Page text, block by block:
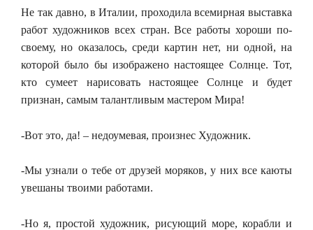
Не так давно, в Италии, проходила всемирная выставка
работ художников всех стран. Все работы хороши по-
своему, но оказалось, среди картин нет, ни одной, на
которой было бы изображено настоящее Солнце. Тот,
кто сумеет нарисовать настоящее Солнце и будет
признан, самым талантливым мастером Мира!
-Вот это, да! – недоумевая, произнес Художник.
-Мы узнали о тебе от друзей моряков, у них все каюты
увешаны твоими работами.
-Но я, простой художник, рисующий море, корабли и